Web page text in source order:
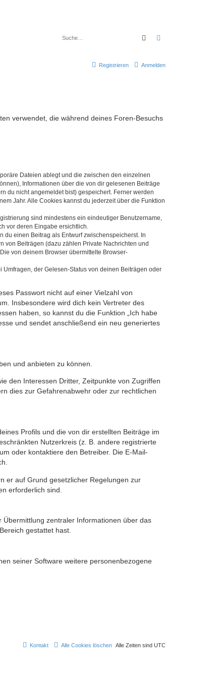
Suche
Anmelden
Registrieren
verwendet, die während deines Foren-Besuchs
Dateien ablegt und die zwischen den einzelnen
Informationen über die von dir gelesenen Beiträge
du nicht angemeldet bist) gespeichert. Ferner werden
Jahr. Alle Cookies kannst du jederzeit über die Funktion
sind mindestens ein eindeutiger Benutzername,
vor deren Eingabe ersichtlich.
einen Beitrag als Entwurf zwischenspeicherst. In
von Beiträgen (dazu zählen Private Nachrichten und
von deinem Browser übermittelte Browser-
der Gelesen-Status von deinen Beiträgen oder
Passwort nicht auf einer Vielzahl von
Insbesondere wird dich kein Vertreter des
haben, so kannst du die Funktion „Ich habe
und sendet anschließend ein neu generiertes
und anbieten zu können.
den Interessen Dritter, Zeitpunkte von Zugriffen
dies zur Gefahrenabwehr oder zur rechtlichen
Profils und die von dir erstellten Beiträge im
Nutzerkreis (z. B. andere registrierte
oder kontaktiere den Betreiber. Die E-Mail-
er auf Grund gesetzlicher Regelungen zur
erforderlich sind.
zentraler Informationen über das
gestattet hast.
seiner Software weitere personenbezogene
Alle Zeiten sind UTC
Alle Cookies löschen
Kontakt